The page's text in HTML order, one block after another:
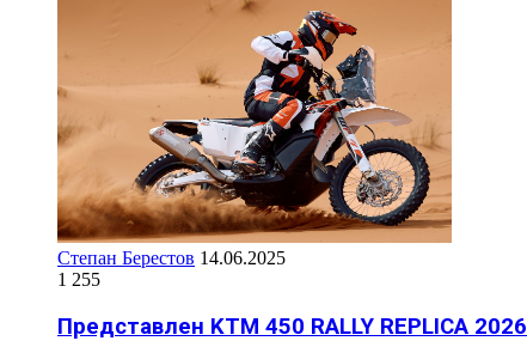
Степан Берестов 14.06.2025
1 255
Представлен KTM 450 RALLY REPLICA 2026